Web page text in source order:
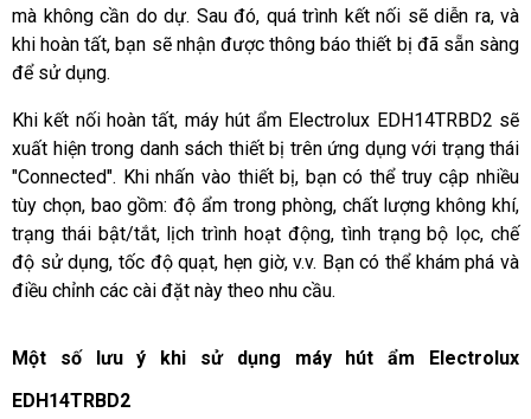
mà không cần do dự. Sau đó, quá trình kết nối sẽ diễn ra, và
khi hoàn tất, bạn sẽ nhận được thông báo thiết bị đã sẵn sàng
để sử dụng.
Khi kết nối hoàn tất, máy hút ẩm Electrolux EDH14TRBD2 sẽ
xuất hiện trong danh sách thiết bị trên ứng dụng với trạng thái
"Connected". Khi nhấn vào thiết bị, bạn có thể truy cập nhiều
tùy chọn, bao gồm: độ ẩm trong phòng, chất lượng không khí,
trạng thái bật/tắt, lịch trình hoạt động, tình trạng bộ lọc, chế
độ sử dụng, tốc độ quạt, hẹn giờ, v.v. Bạn có thể khám phá và
điều chỉnh các cài đặt này theo nhu cầu.
Một số lưu ý khi sử dụng máy hút ẩm Electrolux
EDH14TRBD2